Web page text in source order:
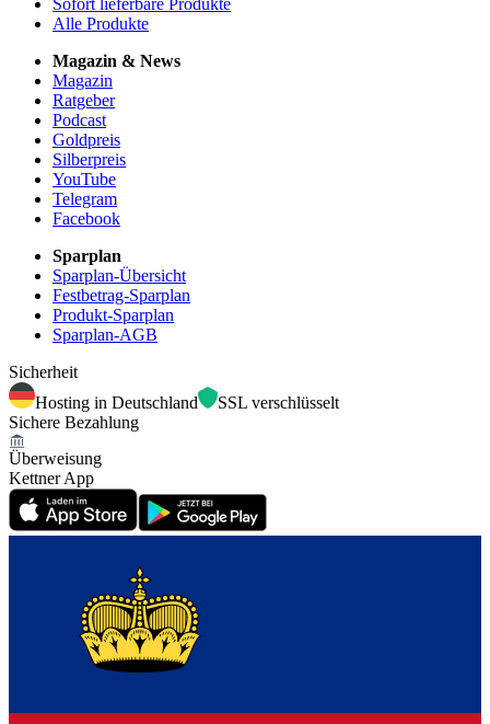
Alle Produkte
Magazin & News
Magazin
Ratgeber
Podcast
Goldpreis
Silberpreis
YouTube
Telegram
Facebook
Sparplan
Sparplan-Übersicht
Festbetrag-Sparplan
Produkt-Sparplan
Sparplan-AGB
Sicherheit
Hosting in Deutschland
SSL verschlüsselt
Sichere Bezahlung
Überweisung
Kettner App